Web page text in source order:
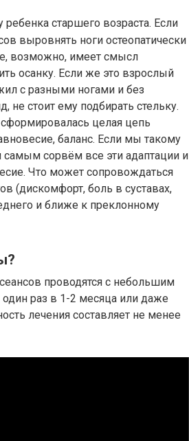
старшего возраста. Если
выровнять ноги остеопатически
возможно, имеет смысл
осанку. Если же это взрослый
с разными ногами и без
не стоит ему подбирать стельку.
целая цепь
баланс. Если мы такому
самым сорвём все эти адаптации и
Что может сопровождаться
(дискомфорт, боль в суставах,
и ближе к преклонному
проводятся с небольшим
раз в 1-2 месяца или даже
лечения составляет не менее